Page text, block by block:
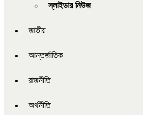
স্লাইডার নিউজ
জাতীয়
আন্তর্জাতিক
রাজনীতি
অর্থনীতি